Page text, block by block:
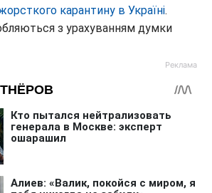
карантину в Україні.
з урахуванням думки